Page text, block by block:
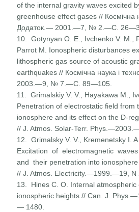
of the internal gravity waves excited
greenhouse effect gases // Космічна
Додаток.— 2001.—7, № 2.—С.
10. Gotynyan О. Е., Ivchenko V. М.,
Parrot M. Ionospheric disturbances
lithospheric gas source of acoustic
earthquakes // Космічна наука і
2003.—9, № 7.—С. 89—105.
11. Grimalskiy V. V., Hayakawa M.,
Penetration of electrostatic field from
ionosphere and its effect on the D-
// J. Atmos. Solar-Terr.
12. Grimalsky V. V., Kremenetsky I.
Excita­tion of electromagnetic
and their penetration into
// J. Atmos. Electricity.—1999.—19,
13. Hines С. О. Internal atmospheric
ionospheric heights // Can. J.
— 1480.